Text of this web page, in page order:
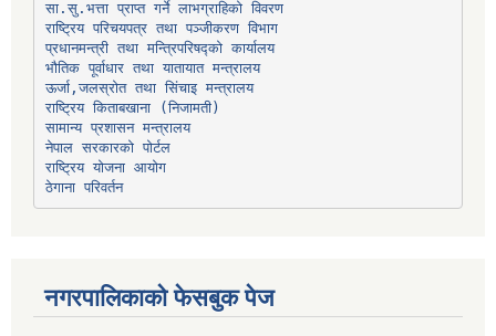
सा.सु.भत्ता प्राप्त गर्ने लाभग्राहिको विवरण
राष्ट्रिय परिचयपत्र तथा पञ्‍जीकरण विभाग
प्रधानमन्त्री तथा मन्त्रिपरिषद्को कार्यालय
भौतिक पूर्वाधार तथा यातायात मन्त्रालय
ऊर्जा,जलस्रोत तथा सिंचाइ मन्त्रालय
सामान्य प्रशासन मन्त्रालय
नेपाल सरकारको पोर्टल
राष्ट्रिय योजना आयोग
ठेगाना परिवर्तन
नगरपालिकाको फेसबुक पेज